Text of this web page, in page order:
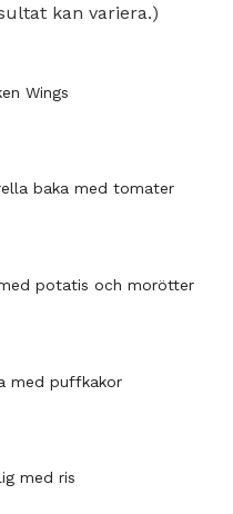
kan variera.)
Wings
baka med tomater
potatis och morötter
med puffkakor
med ris